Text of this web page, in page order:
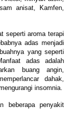
anisat, Kamfen,
seperti aroma terapi
adas menjadi
yang seperti
adas adalah
buang angin,
dahak,
insomnia.
beberapa penyakit